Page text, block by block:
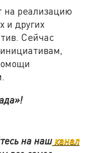
реализацию
и других
Сейчас
на нашканал